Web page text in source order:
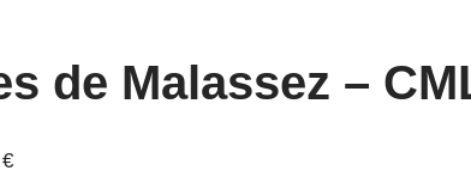
de Malassez –
€